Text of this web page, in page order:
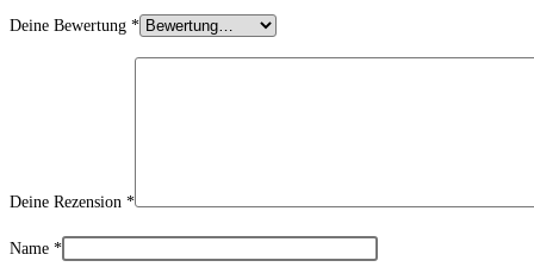
Deine Bewertung *
Deine Rezension *
Name *